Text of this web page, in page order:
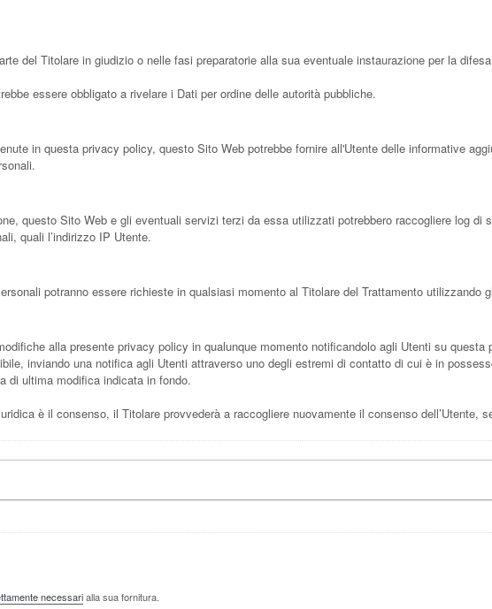
del Titolare in giudizio o nelle fasi preparatorie alla sua eventuale instaurazione per la
essere obbligato a rivelare i Dati per ordine delle autorità pubbliche.
in questa privacy policy, questo Sito Web potrebbe fornire all'Utente delle informative
questo Sito Web e gli eventuali servizi terzi da essa utilizzati potrebbero raccogliere log di
quali l’indirizzo IP Utente.
potranno essere richieste in qualsiasi momento al Titolare del Trattamento utilizzando
alla presente privacy policy in qualunque momento notificandolo agli Utenti su
inviando una notifica agli Utenti attraverso uno degli estremi di contatto di cui è in
di ultima modifica indicata in fondo.
è il consenso, il Titolare provvederà a raccogliere nuovamente il consenso dell’Utente,
necessarialla sua fornitura.